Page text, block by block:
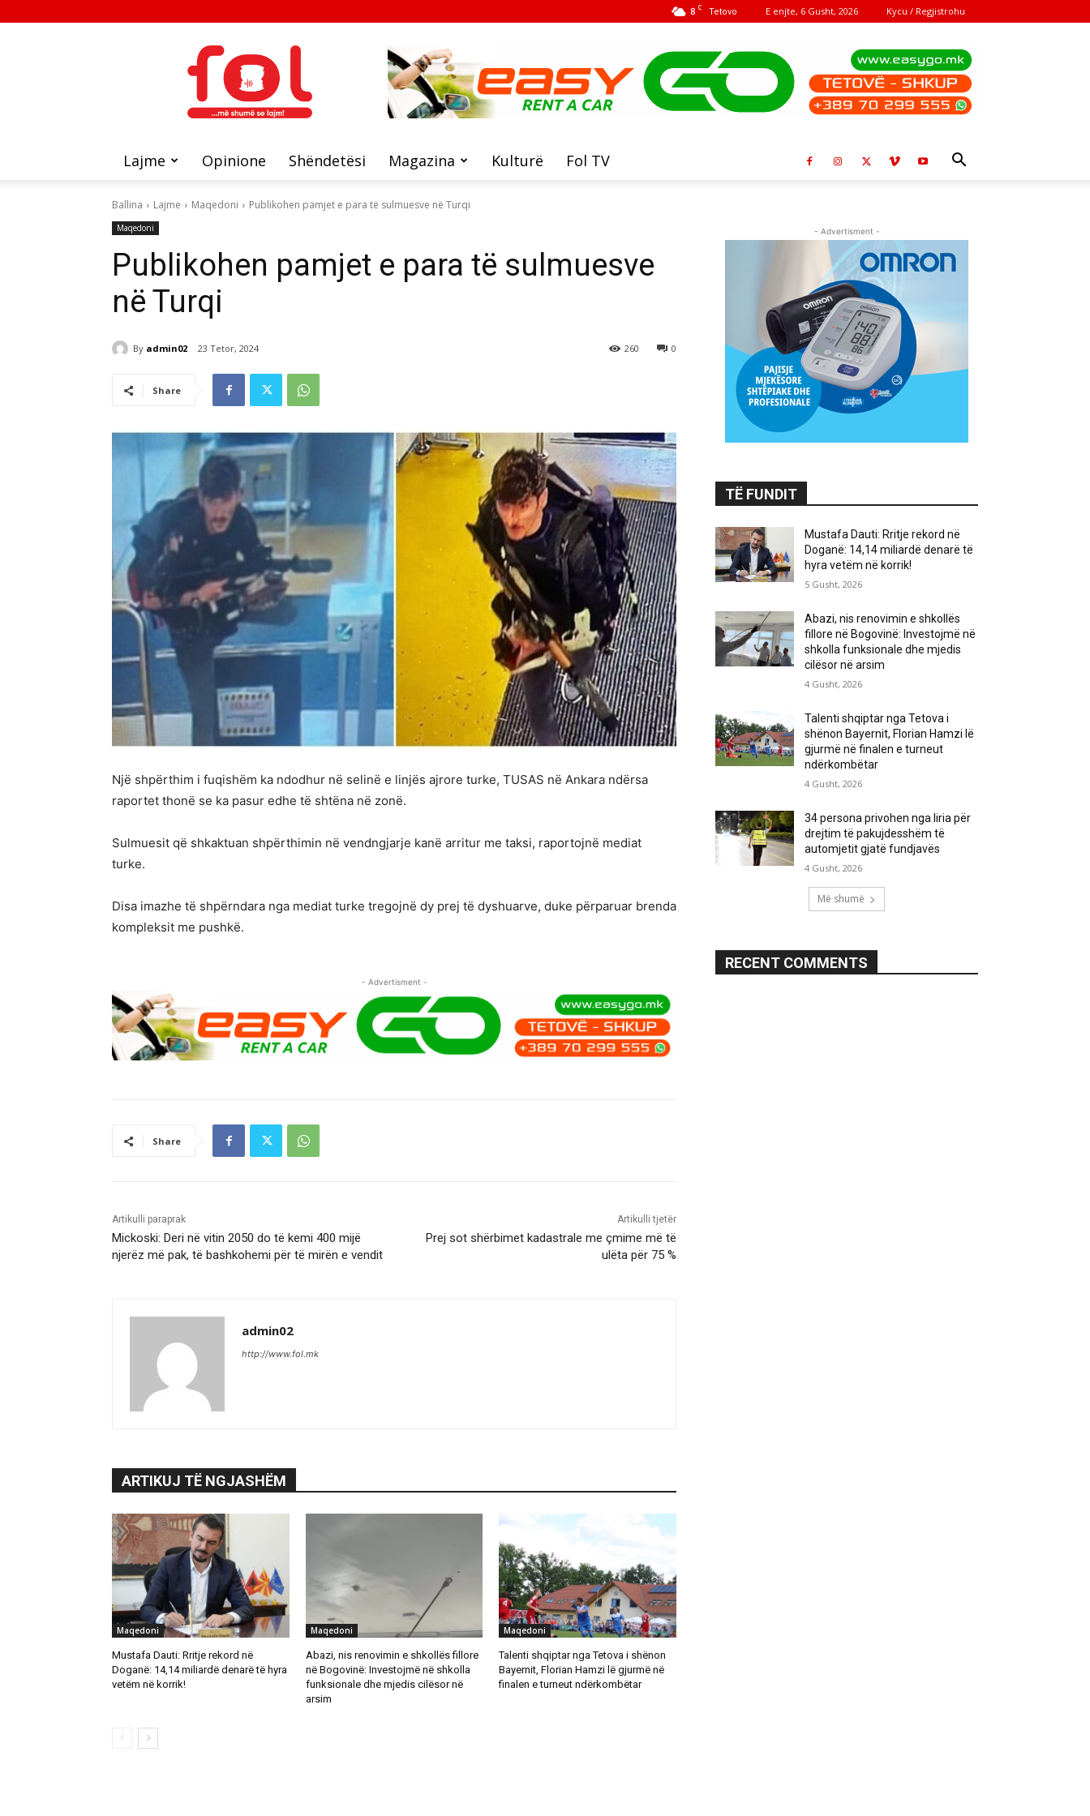
8 C Tetovo E enjte, 6 Gusht, 2026 Kycu / Regjistrohu
FOL
Lajme Opinione Shëndetësi Magazina Kulturë Fol TV
Ballina Lajme Maqedoni Publikohen pamjet e para të sulmuesve në Turqi
Maqedoni
Publikohen pamjet e para të sulmuesve
në Turqi
By admin02 23 Tetor, 2024 0
260
Share
Një shpërthim i fuqishëm ka ndodhur në selinë e linjës ajrore turke, TUSAS në Ankara ndërsa
raportet thonë se ka pasur edhe të shtëna në zonë.
Sulmuesit që shkaktuan shpërthimin në vendngjarje kanë arritur me taksi, raportojnë mediat
turke.
Disa imazhe të shpërndara nga mediat turke tregojnë dy prej të dyshuarve, duke përparuar brenda
kompleksit me pushkë.
- Advertisment -
Share
Artikulli paraprak
Mickoski: Deri në vitin 2050 do të kemi 400 mijë
njerëz më pak, të bashkohemi për të mirën e vendit
Artikulli tjetër
Prej sot shërbimet kadastrale me çmime më të
ulëta për 75 %
admin02
http://www.fol.mk
ARTIKUJ TË NGJASHËM
Maqedoni
Mustafa Dauti: Rritje rekord në
Doganë: 14,14 miliardë denarë të hyra
vetëm në korrik!
Maqedoni
Abazi, nis renovimin e shkollës fillore
në Bogovinë: Investojmë në shkolla
funksionale dhe mjedis cilësor në
arsim
Maqedoni
Talenti shqiptar nga Tetova i shënon
Bayernit, Florian Hamzi lë gjurmë në
finalen e turneut ndërkombëtar
- Advertisment -
TË FUNDIT
Mustafa Dauti: Rritje rekord në
Doganë: 14,14 miliardë denarë të
hyra vetëm në korrik!
5 Gusht, 2026
Abazi, nis renovimin e shkollës
fillore në Bogovinë: Investojmë në
shkolla funksionale dhe mjedis
cilësor në arsim
4 Gusht, 2026
Talenti shqiptar nga Tetova i
shënon Bayernit, Florian Hamzi lë
gjurmë në finalen e turneut
ndërkombëtar
4 Gusht, 2026
34 persona privohen nga liria për
drejtim të pakujdesshëm të
automjetit gjatë fundjavës
4 Gusht, 2026
Më shumë
RECENT COMMENTS